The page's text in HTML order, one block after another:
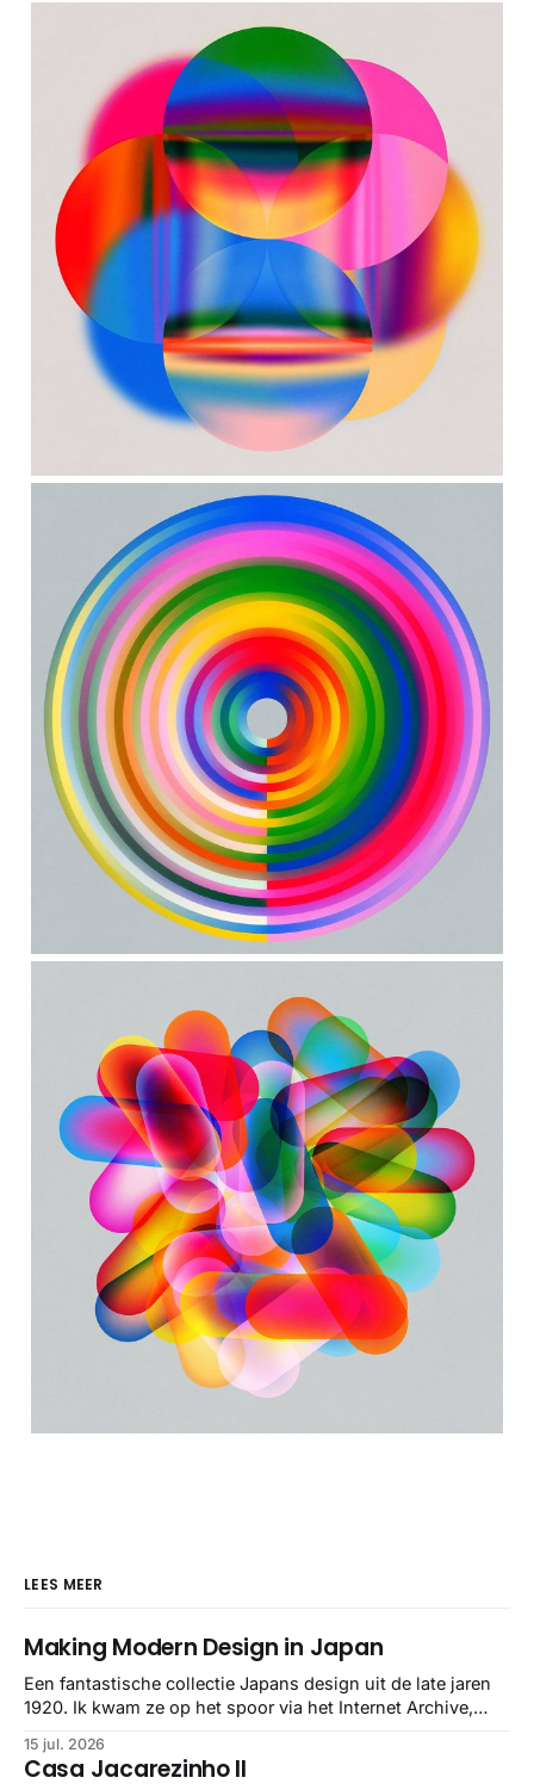
LEES MEER
Making Modern Design in Japan
Een fantastische collectie Japans design uit de late jaren
1920. Ik kwam ze op het spoor via het Internet Archive,
gebundeld in een: boek ✨ Daarin hebben ze alle scans een
stuk netter getrokken, maar op deze manier vind ik ze er
15 jul. 2026
Casa Jacarezinho II